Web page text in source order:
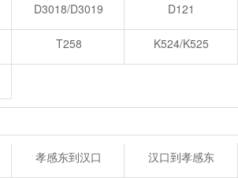
D3018/D3019 D121
T258 K524/K525
孝感东到汉口 汉口到孝感东